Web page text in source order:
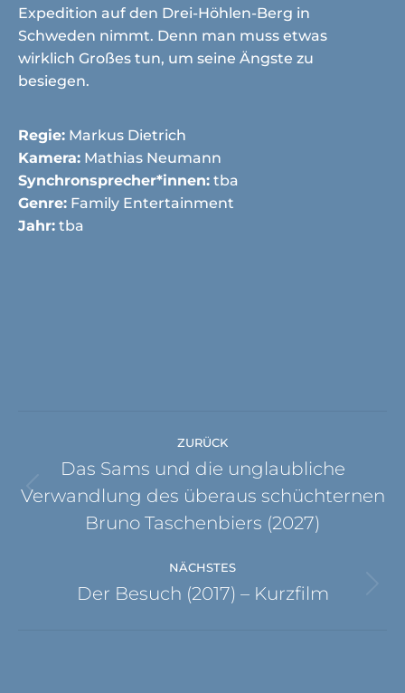
Expedition auf den Drei-Höhlen-Berg in
Schweden nimmt. Denn man muss etwas
wirklich Großes tun, um seine Ängste zu
besiegen.
Regie: Markus Dietrich
Kamera: Mathias Neumann
Synchronsprecher*innen: tba
Genre: Family Entertainment
Jahr: tba
navigation
ZURÜCK
Previous
project:
Das Sams und die unglaubliche
Verwandlung des überaus schüchternen
Bruno Taschenbiers (2027)
NÄCHSTES
Next
Der Besuch (2017) – Kurzfilm